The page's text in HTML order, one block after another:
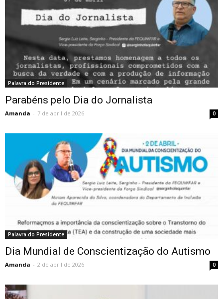
Palavra do Presidente
Parabéns pelo Dia do Jornalista
Amanda - 7 de abril de 2026 0
Palavra do Presidente
Dia Mundial de Conscientização do Autismo
Amanda - 2 de abril de 2026 0